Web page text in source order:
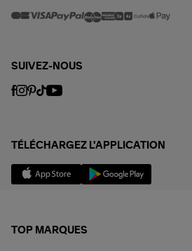
SUIVEZ-NOUS
TÉLÉCHARGEZ L'APPLICATION
TOP MARQUES